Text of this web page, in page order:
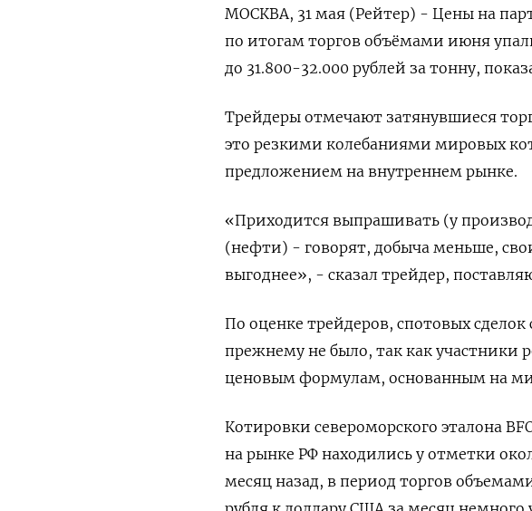
МОСКВА, 31 мая (Рейтер) - Цены на
по итогам торгов объёмами июня
до 31.800-32.000 рублей за тонну,
Трейдеры отмечают затянувшиеся
это резкими колебаниями мировых
предложением на внутреннем рынке.
«Приходится выпрашивать (у
(нефти) - говорят, добыча меньше,
выгоднее», - сказал трейдер,
По оценке трейдеров, спотовых
прежнему не было, так как участники
ценовым формулам, основанным на
Котировки североморского эталона
на рынке РФ находились у отметки
месяц назад, в период торгов